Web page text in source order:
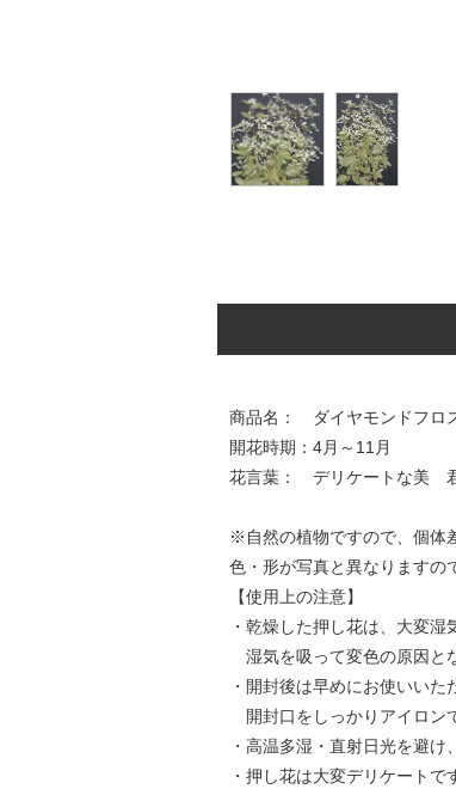
商品名： ダイヤモンドフロ
開花時期：4月～11月
花言葉： デリケートな美
※自然の植物ですので、個体
色・形が写真と異なりますの
【使用上の注意】
・乾燥した押し花は、大変
湿気を吸って変色の原因と
・開封後は早めにお使いい
開封口をしっかりアイロン
・高温多湿・直射日光を避け
・押し花は大変デリケート